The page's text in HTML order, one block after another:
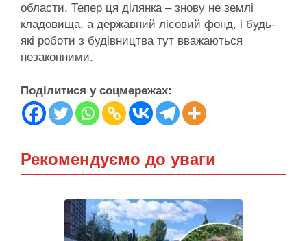
области. Тепер ця ділянка – знову не землі
кладовища, а державний лісовий фонд, і будь-
які роботи з будівництва тут вважаються
незаконними.
Поділитися у соцмережах:
Рекомендуємо до уваги